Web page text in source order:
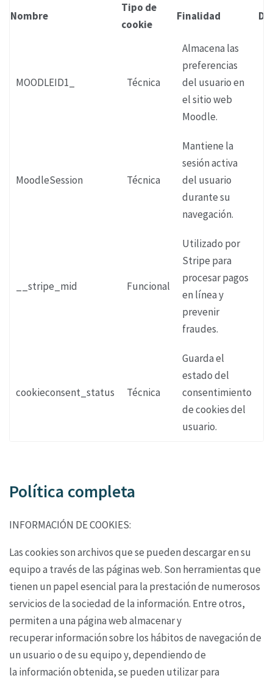
Nombre
Tipo de
cookie
Finalidad
MOODLEID1_ Técnica
Almacena las
preferencias
del usuario en
el sitio web
Moodle.
MoodleSession Técnica
Mantiene la
sesión activa
del usuario
durante su
navegación.
__stripe_mid Funcional
Utilizado por
Stripe para
procesar pagos
en línea y
prevenir
fraudes.
cookieconsent_status Técnica
Guarda el
estado del
consentimiento
de cookies del
usuario.
Política completa
INFORMACIÓN DE COOKIES:
Las cookies son archivos que se pueden descargar en su
equipo a través de las páginas web. Son herramientas que
tienen un papel esencial para la prestación de numerosos
servicios de lasociedad de la información. Entre otros,
permiten a una página web almacenar y
recuperarinformación sobre los hábitos de navegación de
un usuario o de su equipo y, dependiendo de
la información obtenida, se pueden utilizar para